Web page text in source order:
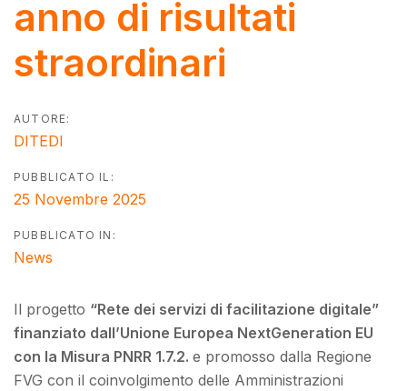
anno di risultati
straordinari
AUTORE:
DITEDI
PUBBLICATO IL:
25 Novembre 2025
PUBBLICATO IN:
News
Il progetto “Rete dei servizi di facilitazione digitale”
finanziato dall’Unione Europea NextGeneration EU
con la Misura PNRR 1.7.2. e promosso dalla Regione
FVG con il coinvolgimento delle Amministrazioni